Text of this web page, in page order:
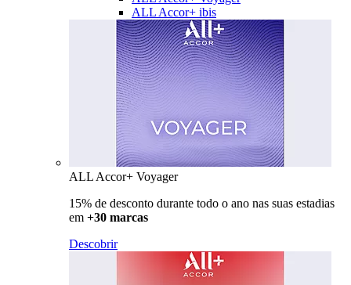
ALL Accor+ ibis
ALL Accor+ Voyager
15% de desconto durante todo o ano nas suas estadias
em +30 marcas
Descobrir